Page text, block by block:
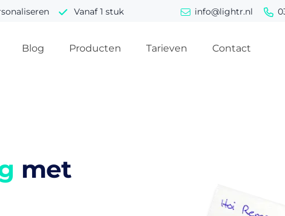
Vanaf 1 stuk info@lightr.nl
Blog Producten Tarieven Contact
met